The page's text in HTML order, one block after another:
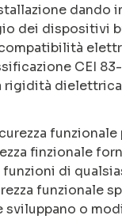
dando
dei dispositivi
CEI
finzionale
di
funzionale
o